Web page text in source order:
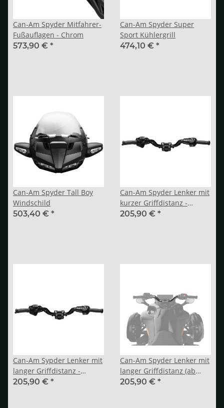
Can-Am Spyder Mitfahrer-
Fußauflagen - Chrom
573,90 € *
Can-Am Spyder Super
Sport Kühlergrill
474,10 € *
Can-Am Spyder Tall Boy
Windschild
503,40 € *
Can-Am Spyder Lenker mit
kurzer Griffdistanz -
Position A (bis 2023)
205,90 € *
Can-Am Sypder Lenker mit
langer Griffdistanz -
Position C (bis 2023)
205,90 € *
Can-Am Spyder Lenker mit
langer Griffdistanz (ab
2024)
205,90 € *